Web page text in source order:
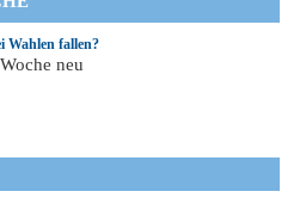
Wahlen fallen?
neu